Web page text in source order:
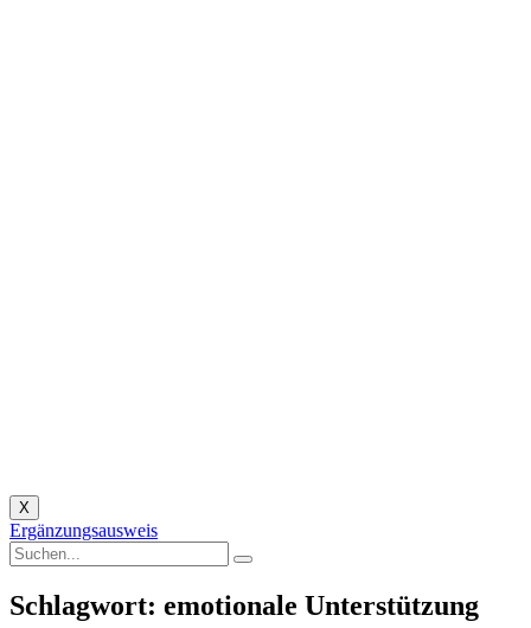
X
Ergänzungsausweis
Schlagwort: emotionale Unterstützung